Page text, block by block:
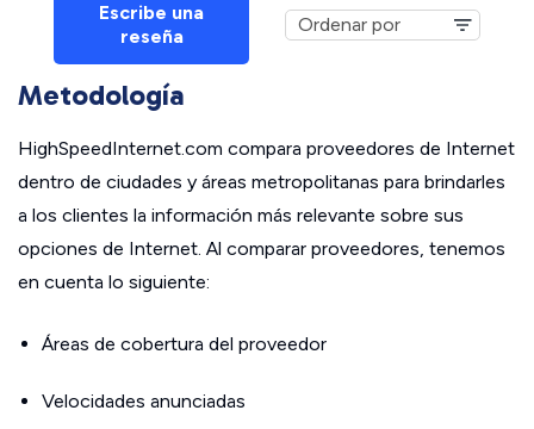
Escribe una
reseña
Metodología
HighSpeedInternet.com compara proveedores de Internet
dentro de ciudades y áreas metropolitanas para brindarles
a los clientes la información más relevante sobre sus
opciones de Internet. Al comparar proveedores, tenemos
en cuenta lo siguiente:
Áreas de cobertura del proveedor
Velocidades anunciadas